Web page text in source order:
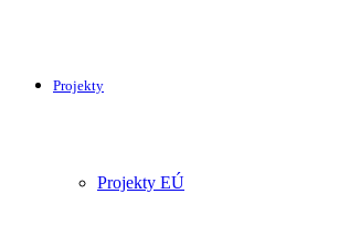
Projekty
Projekty EÚ